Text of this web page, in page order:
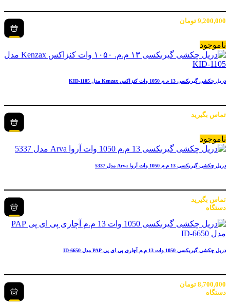
9,200,000 تومان
ناموجود
دریل چکشی گیربکسی 13 م.م 1050 وات کنزاکس Kenzax مدل KID-1105
تماس بگیرید
ناموجود
دریل چکشی گیربکسی 13 م.م 1050 وات آروا Arva مدل 5337
تماس بگیرید
دستگاه
دریل چکشی گیربکسی 1050 وات 13 م.م آچاری پی ای پی PAP مدل ID-6650
8,700,000 تومان
دستگاه